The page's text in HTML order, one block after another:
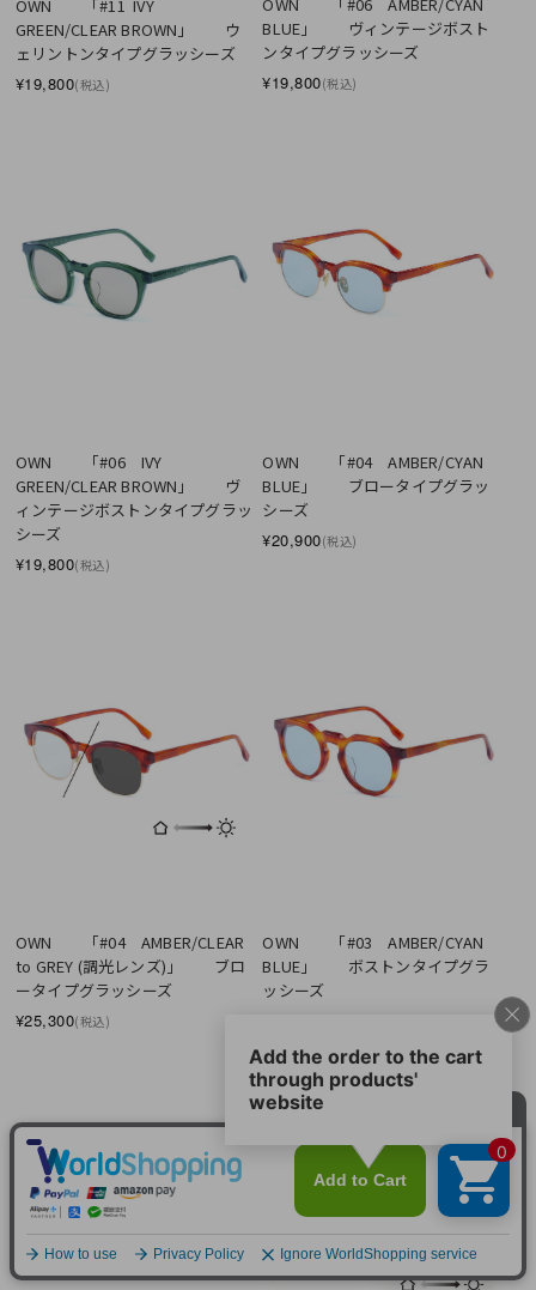
OWN　　「#11  IVY
GREEN/CLEAR BROWN」　　ウ
ェリントンタイプグラッシーズ
¥19,800(税込)
BLUE」　　ヴィンテージボスト
ンタイプグラッシーズ
¥19,800(税込)
OWN　　「#06　IVY
GREEN/CLEAR BROWN」　　ヴ
ィンテージボストンタイプグラッ
シーズ
¥19,800(税込)
OWN　　「#04　AMBER/CYAN
BLUE」　　ブロータイプグラッ
シーズ
¥20,900(税込)
OWN　　「#04　AMBER/CLEAR
to GREY (調光レンズ)」　　ブロ
ータイプグラッシーズ
¥25,300(税込)
OWN　　「#03　AMBER/CYAN
BLUE」　　ボストンタイプグラ
ッシーズ